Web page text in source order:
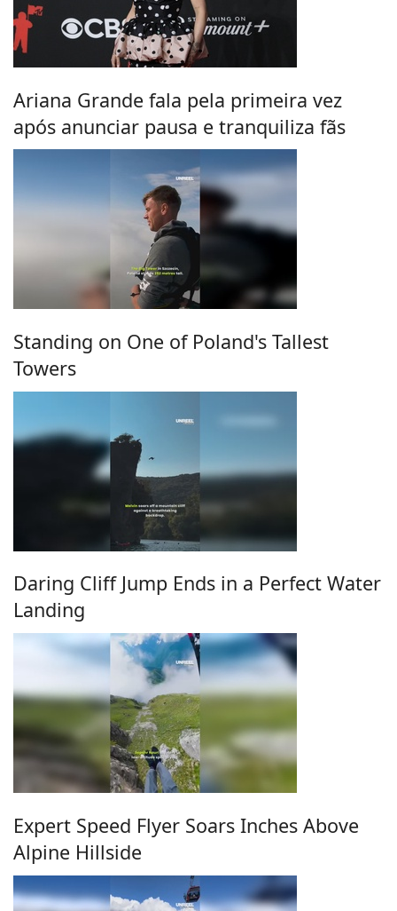
Ariana Grande fala pela primeira vez
após anunciar pausa e tranquiliza fãs
Standing on One of Poland's Tallest
Towers
Daring Cliff Jump Ends in a Perfect Water
Landing
Expert Speed Flyer Soars Inches Above
Alpine Hillside